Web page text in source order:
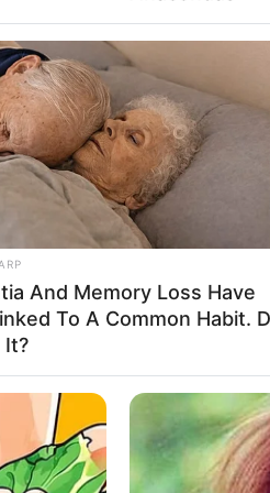
And Memory Loss Have
To A Common Habit.
It?
Now
BRAINBERRIES
Discover 15
World Of Weirdness: 8
Nobody Dies